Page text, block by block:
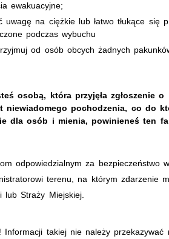
ewakuacyjne;
uwagę na ciężkie lub łatwo tłukące się
podczas wybuchu
od osób obcych żadnych
osobą, która przyjęła zgłoszenie
niewiadomego pochodzenia, co do
dla osób i mienia, powinieneś ten
odpowiedzialnym za bezpieczeństwo
terenu, na którym zdarzenie
lub Straży Miejskiej.
Informacji takiej nie należy przekazywać